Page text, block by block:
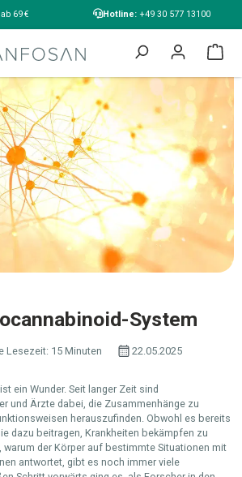
69 € Hotline: +49 30 577 13100
System
Lesezeit: 15 Minuten 22.05.2025
ein Wunder. Seit langer Zeit sind
und Ärzte dabei, die Zusammenhänge zu
herauszufinden. Obwohl es bereits
dazu beitragen, Krankheiten bekämpfen zu
warum der Körper auf bestimmte Situationen mit
antwortet, gibt es noch immer viele